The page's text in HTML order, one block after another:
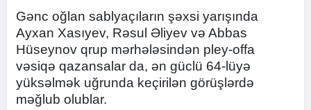
Gənc oğlan sablyaçıların şəxsi yarışında
Ayxan Xasıyev, Rəsul Əliyev və Abbas
Hüseynov qrup mərhələsindən pley-offa
vəsiqə qazansalar da, ən güclü 64-lüyə
yüksəlmək uğrunda keçirilən görüşlərdə
məğlub olublar.